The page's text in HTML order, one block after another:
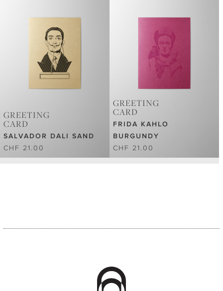
GREETING
CARD
SALVADOR DALI SAND
CHF 21.00
GREETING
CARD
FRIDA KAHLO
BURGUNDY
CHF 21.00